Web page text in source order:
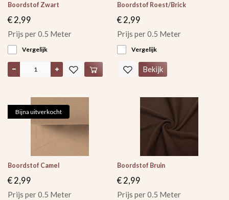
Boordstof Zwart
€ 2,99
Prijs per 0.5 Meter
Vergelijk
Boordstof Roest/Brick
€ 2,99
Prijs per 0.5 Meter
Vergelijk
Bekijk
Bijna uitverkocht
Boordstof Camel
€ 2,99
Prijs per 0.5 Meter
Boordstof Bruin
€ 2,99
Prijs per 0.5 Meter